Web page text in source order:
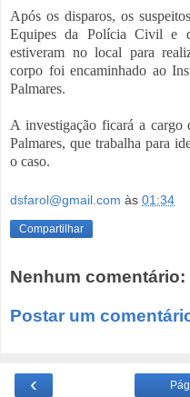
Após os disparos, os
Equipes da Polícia Civil e
estiveram no local para
corpo foi encaminhado ao
Palmares.
A investigação ficará a cargo
Palmares, que trabalha para
o caso.
dsfarol@gmail.com às 01:34
Compartilhar
Nenhum comentário:
Postar um
‹